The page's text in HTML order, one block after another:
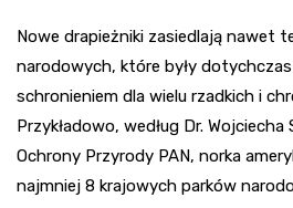
Nowe drapieżniki zasiedlają nawet
narodowych, które były
schronieniem dla wielu rzadkich i
Przykładowo, według Dr.
Ochrony Przyrody PAN, norka
najmniej 8 krajowych parków